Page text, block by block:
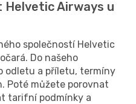
Airways u
společností Helvetic
Do našeho
odletu a příletu, termíny
Poté můžete porovnat
tarifní podmínky a